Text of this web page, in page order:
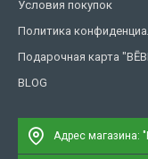
Условия покупок
Политика
Подарочная карта
BLOG
Адрес магазина: